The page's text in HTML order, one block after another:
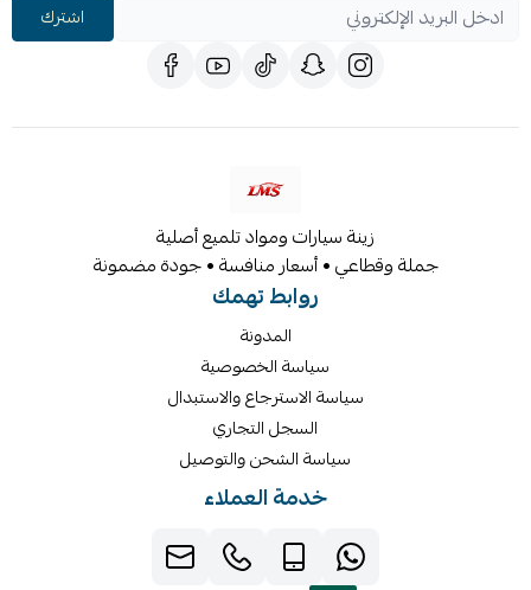
اشترك
زينة سيارات ومواد تلميع أصلية
جملة وقطاعي • أسعار منافسة • جودة مضمونة
روابط تهمك
المدونة
سياسة الخصوصية
سياسة الاسترجاع والاستبدال
السجل التجاري
سياسة الشحن والتوصيل
خدمة العملاء